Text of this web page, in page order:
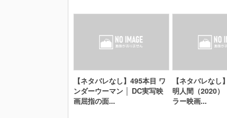
【ネタバレなし】495本目 ワ
ンダーウーマン │ DC実写映
画屈指の面...
【ネタバレなし
明人間（2020）
ラー映画...